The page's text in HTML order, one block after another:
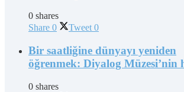
0 shares
Share 0 Tweet 0
Bir saatliğine dünyayı yeniden
öğrenmek: Diyalog Müzesi’nin
0 shares